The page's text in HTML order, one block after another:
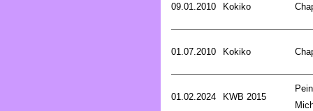
09.01.2010 Kokiko
01.07.2010 Kokiko
01.02.2024 KWB 2015